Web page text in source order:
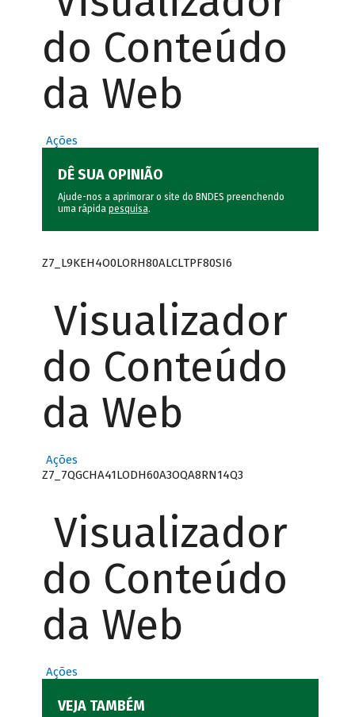
do Conteúdo
da Web
Ações
DÊ SUA OPINIÃO
Ajude-nos a aprimorar o site do BNDES preenchendo
uma rápida pesquisa.
Z7_L9KEH4O0LORH80ALCLTPF80SI6
Visualizador
do Conteúdo
da Web
Ações
Z7_7QGCHA41LODH60A3OQA8RN14Q3
Visualizador
do Conteúdo
da Web
Ações
VEJA TAMBÉM